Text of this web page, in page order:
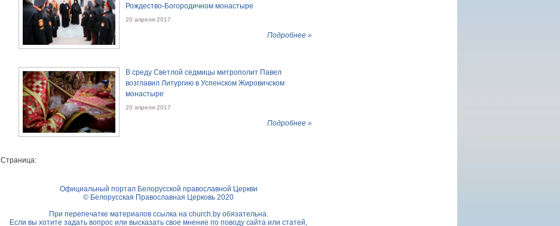
Рождество-Богородичном монастыре
20 апреля 2017
Подробнее »
В среду Светлой седмицы митрополит Павел
возглавил Литургию в Успенском Жировичском
монастыре
20 апреля 2017
Подробнее »
Страница:
Официальный портал Белорусской православной Церкви
© Белорусская Православная Церковь 2020
При перепечатке материалов ссылка на church.byобязательна.
Если вы хотите задать вопрос или высказать свое мнение по поводу сайта или статей,